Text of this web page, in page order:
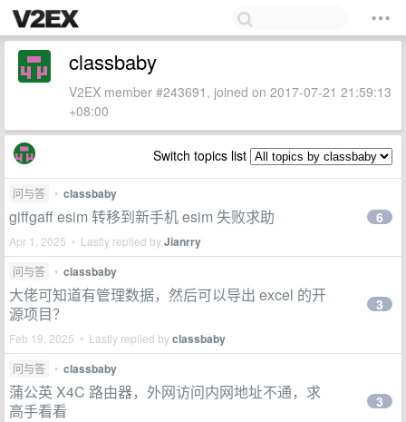
classbaby
V2EX member #243691, joined on 2017-07-21 21:59:13
+08:00
Switch topics list
问与答 • classbaby
giffgaff esim 转移到新手机 esim 失败求助
Apr 1, 2025 • Lastly replied byJianrry
6
问与答 • classbaby
大佬可知道有管理数据，然后可以导出 excel 的开
源项目？
Feb 19, 2025 • Lastly replied byclassbaby
3
问与答 • classbaby
蒲公英 X4C 路由器，外网访问内网地址不通，求
高手看看
3